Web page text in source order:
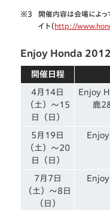
※3
開催内容は会場によっ
イト（http://
Enjoy Honda 2012
開催日程
4月14日
（土）〜15
日（日）
Enjoy
鹿
5月19日
（土）〜20
日（日）
7月7日
（土）〜8日
（日）